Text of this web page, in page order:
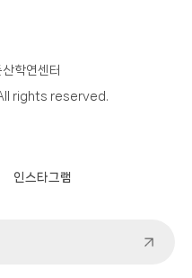
학연센터
rights reserved.
인스타그램